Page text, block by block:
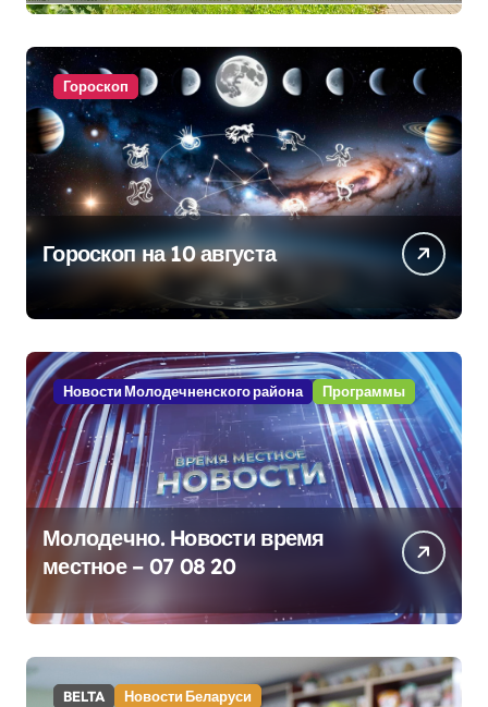
Гороскоп
Гороскоп на 10 августа
Новости Молодечненского района Программы
Молодечно. Новости время
местное – 07 08 20
BELTA Новости Беларуси